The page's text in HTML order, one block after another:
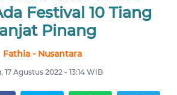
Festival 10 Tiang
Pinang
Fathia - Nusantara
17 Agustus 2022 - 13:14 WIB